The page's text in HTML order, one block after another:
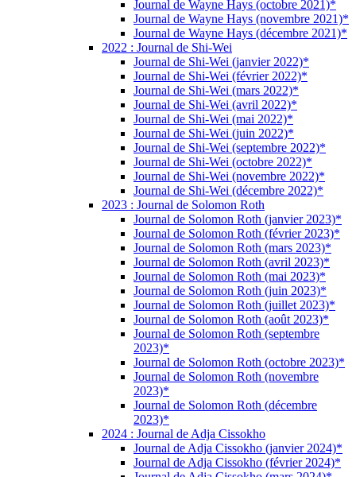
Journal de Wayne Hays (octobre 2021)*
Journal de Wayne Hays (novembre 2021)*
Journal de Wayne Hays (décembre 2021)*
2022 : Journal de Shi-Wei
Journal de Shi-Wei (janvier 2022)*
Journal de Shi-Wei (février 2022)*
Journal de Shi-Wei (mars 2022)*
Journal de Shi-Wei (avril 2022)*
Journal de Shi-Wei (mai 2022)*
Journal de Shi-Wei (juin 2022)*
Journal de Shi-Wei (septembre 2022)*
Journal de Shi-Wei (octobre 2022)*
Journal de Shi-Wei (novembre 2022)*
Journal de Shi-Wei (décembre 2022)*
2023 : Journal de Solomon Roth
Journal de Solomon Roth (janvier 2023)*
Journal de Solomon Roth (février 2023)*
Journal de Solomon Roth (mars 2023)*
Journal de Solomon Roth (avril 2023)*
Journal de Solomon Roth (mai 2023)*
Journal de Solomon Roth (juin 2023)*
Journal de Solomon Roth (juillet 2023)*
Journal de Solomon Roth (août 2023)*
Journal de Solomon Roth (septembre
2023)*
Journal de Solomon Roth (octobre 2023)*
Journal de Solomon Roth (novembre
2023)*
Journal de Solomon Roth (décembre
2023)*
2024 : Journal de Adja Cissokho
Journal de Adja Cissokho (janvier 2024)*
Journal de Adja Cissokho (février 2024)*